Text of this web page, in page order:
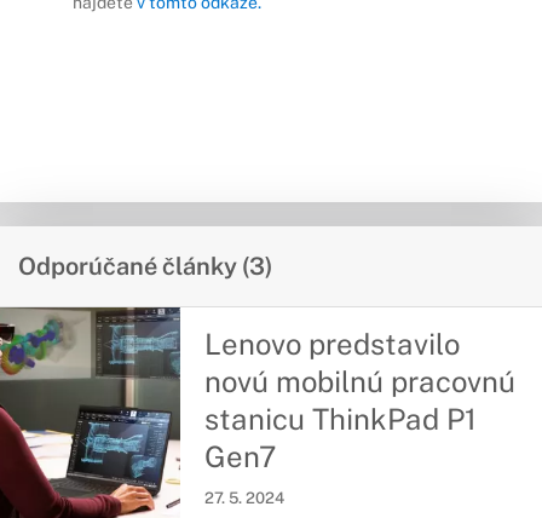
Odporúčané články (3)
Lenovo predstavilo
novú mobilnú pracovnú
stanicu ThinkPad P1
Gen7
27. 5. 2024